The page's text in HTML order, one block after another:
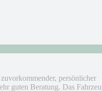
persönlicher
guten Beratung. Das